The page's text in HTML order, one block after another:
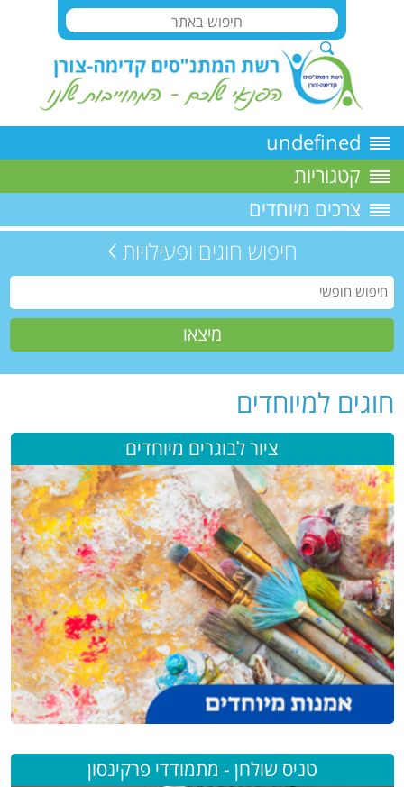
undefined
קטגוריות
צרכים מיוחדים
חיפוש חוגים ופעילויות
חוגים למיוחדים
ציור לבוגרים מיוחדים
טניס שולחן - מתמודדי פרקינסון